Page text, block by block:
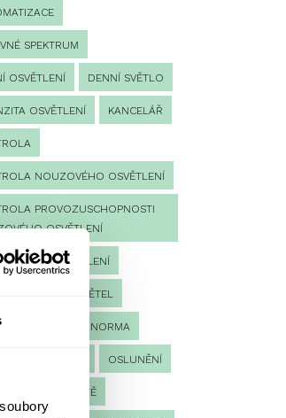
SPEKTRUM
OSVĚTLENÍ DENNÍ SVĚTLO
OSVĚTLENÍ KANCELÁŘ
NOUZOVÉHO OSVĚTLENÍ
PROVOZUSCHOPNOSTI
OSVĚTLENÍ
OSVĚTLENÍ
MĚŘENÍ SVĚTEL
OSVĚTLENÍ NORMA
OSLUNĚNÍ
PRACOVIŠTĚ